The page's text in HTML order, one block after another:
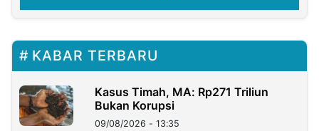
KABAR TERBARU
Kasus Timah, MA: Rp271 Triliun
Bukan Korupsi
09/08/2026 - 13:35